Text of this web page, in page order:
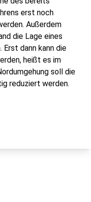
erst noch
Außerdem
die Lage eines
dann kann die
heißt es im
soll die
reduziert werden.